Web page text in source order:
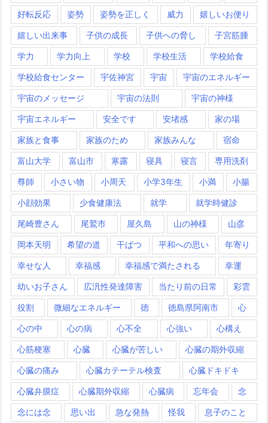
好転反応 姿勢 姿勢を正しく 威力 嬉しいお便り
嬉しい出来事 子供の成長 子供への脅し 子宮筋腫
学力 学力向上 学校 学校生活 学校給食
学校給食センター 宇佐神宮 宇宙 宇宙のエネルギー
宇宙のメッセージ 宇宙の法則 宇宙の神様
宇宙エネルギー 安全です 安堵感 家の場
家族と食事 家族のため 家族みんな 宿命
富山大学 富山市 寒露 寝具 寝言 専用洗剤
尊師 小さい物 小周天 小学3年生 小満 小腸
小顔効果 少食健康法 就学 就学時健診
尾崎豊さん 尾鷲市 屋久島 山の神様 山彦
岡本天明 希望の道 干ばつ 平和への思い 年寄り
幸せな人 幸福感 幸福感で満たされる 幸運
幼いお子さん 広汎性発達障害 当たり前の日常 彩雲
役割 微細なエネルギー 徳 徳島県阿南市 心
心の中 心の病 心不全 心強い 心構え
心筋梗塞 心臓 心臓が苦しい 心臓の期外収縮
心臓の痛み 心臓カテーテル検査 心臓ドキドキ
心臓弁膜症 心臓期外収縮 心臓病 忘年会 念
念には念 思い出 急な発熱 怪我 息子のこと